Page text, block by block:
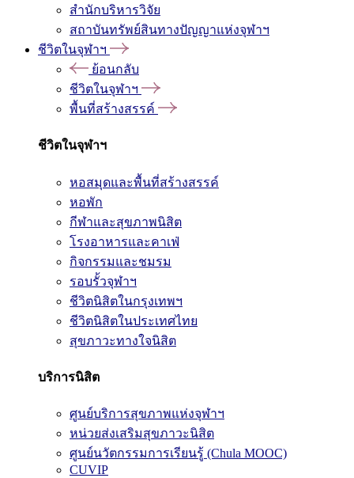
สำนักบริหารวิจัย
สถาบันทรัพย์สินทางปัญญาแห่งจุฬาฯ
ชีวิตในจุฬาฯ
ย้อนกลับ
ชีวิตในจุฬาฯ
พื้นที่สร้างสรรค์
ชีวิตในจุฬาฯ
หอสมุดและพื้นที่สร้างสรรค์
หอพัก
กีฬาและสุขภาพนิสิต
โรงอาหารและคาเฟ่
กิจกรรมและชมรม
รอบรั้วจุฬาฯ
ชีวิตนิสิตในกรุงเทพฯ
ชีวิตนิสิตในประเทศไทย
สุขภาวะทางใจนิสิต
บริการนิสิต
ศูนย์บริการสุขภาพแห่งจุฬาฯ
หน่วยส่งเสริมสุขภาวะนิสิต
ศูนย์นวัตกรรมการเรียนรู้ (Chula MOOC)
CUVIP